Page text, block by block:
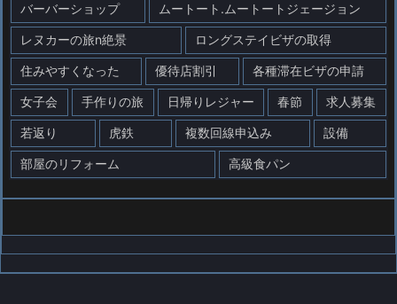
バーバーショップ ムートート.ムートートジェージョン
レヌカーの旅n絶景 ロングステイビザの取得
住みやすくなった 優待店割引 各種滞在ビザの申請
女子会 手作りの旅 日帰りレジャー 春節 求人募集
若返り 虎鉄 複数回線申込み 設備
部屋のリフォーム 高級食パン